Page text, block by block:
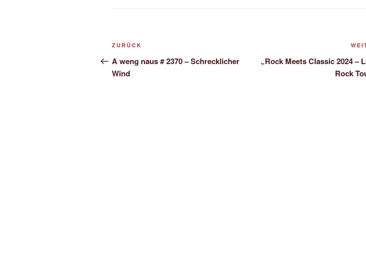
Beitrags-
Navigation
Vorheriger
Beitrag
ZURÜCK
A weng naus # 2370 – Schrecklicher
Wind
„Rock Meets Classic 2024 –
Rock